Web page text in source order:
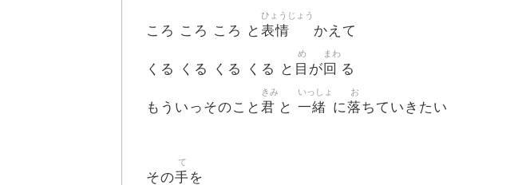
ころ ころ ころ と 表情
ひょうじょう
かえて
くる くる くる くる と 目
め
が回
まわ
る
もういっそのこと 君
きみ
と 一緒
いっしょ
に落
お
ちていきたい
その手
て
を